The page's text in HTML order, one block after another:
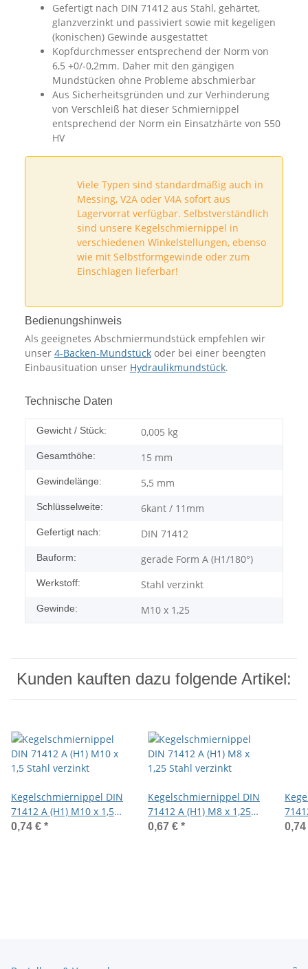
Gefertigt nach DIN 71412 aus Stahl, gehärtet,
glanzverzinkt und passiviert sowie mit kegeligen
(konischen) Gewinde ausgestattet
Kopfdurchmesser entsprechend der Norm von
6,5 +0/-0,2mm. Daher mit den gängigen
Mundstücken ohne Probleme abschmierbar
Aus Sicherheitsgründen und zur Verhinderung
von Verschleiß hat dieser Schmiernippel
entsprechend der Norm ein Einsatzhärte von 550
HV
Viele Typen sind standardmäßig auch in
Messing, V2A oder V4A sofort aus
Lagervorrat verfügbar. Selbstverständlich
sind unsere Kegelschmiernippel in
verschiedenen Winkelstellungen, ebenso
wie mit Selbstformgewinde oder zum
Einschlagen lieferbar!
Bedienungshinweis
Als geeignetes Abschmiermundstück empfehlen wir
unser 4-Backen-Mundstück oder bei einer beengten
Einbausituation unser Hydraulikmundstück.
Technische Daten
Gewicht / Stück: 0,005 kg
Gesamthöhe: 15 mm
Gewindelänge: 5,5 mm
Schlüsselweite: 6kant / 11mm
Gefertigt nach: DIN 71412
Bauform: gerade Form A (H1/180°)
Werkstoff: Stahl verzinkt
Gewinde: M10 x 1,25
Kunden kauften dazu folgende Artikel:
Kegelschmiernippel DIN
71412 A (H1) M10 x 1,5
Stahl verzinkt
0,74 € *
Kegelschmiernippel DIN
71412 A (H1) M8 x 1,25
Stahl verzinkt
0,67 € *